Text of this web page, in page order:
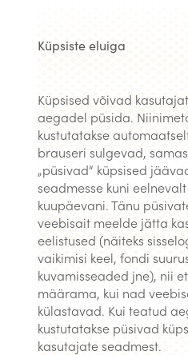
Küpsiste eluiga
Küpsised võivad
aegadel püsida.
kustutatakse
brauseri sulgevad,
„püsivad“ küpsised
seadmesse kuni
kuupäevani. Tänu
veebisait meelde jätta
eelistused (näiteks
vaikimisi keel, fondi
kuvamisseaded jne), nii
määrama, kui nad
külastavad. Kui teatud
kustutatakse püsivad
kasutajate seadmest.